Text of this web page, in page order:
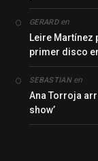
GERARDen
Leire Martínez
primer disco
SEBASTIANen
Ana Torroja
show’